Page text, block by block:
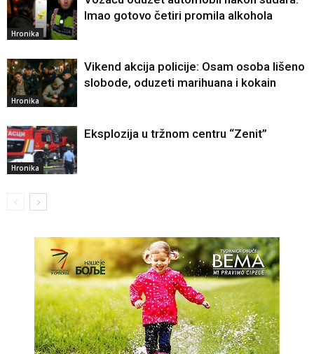
Hronika
Imao gotovo četiri promila alkohola
Hronika
Vikend akcija policije: Osam osoba lišeno
slobode, oduzeti marihuana i kokain
Hronika
Eksplozija u tržnom centru “Zenit”